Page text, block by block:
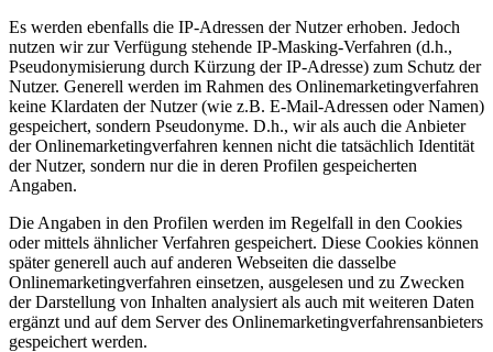
Es werden ebenfalls die IP-Adressen der Nutzer erhoben. Jedoch
nutzen wir zur Verfügung stehende IP-Masking-Verfahren (d.h.,
Pseudonymisierung durch Kürzung der IP-Adresse) zum Schutz der
Nutzer. Generell werden im Rahmen des Onlinemarketingverfahren
keine Klardaten der Nutzer (wie z.B. E-Mail-Adressen oder Namen)
gespeichert, sondern Pseudonyme. D.h., wir als auch die Anbieter
der Onlinemarketingverfahren kennen nicht die tatsächlich Identität
der Nutzer, sondern nur die in deren Profilen gespeicherten
Angaben.
Die Angaben in den Profilen werden im Regelfall in den Cookies
oder mittels ähnlicher Verfahren gespeichert. Diese Cookies können
später generell auch auf anderen Webseiten die dasselbe
Onlinemarketingverfahren einsetzen, ausgelesen und zu Zwecken
der Darstellung von Inhalten analysiert als auch mit weiteren Daten
ergänzt und auf dem Server des Onlinemarketingverfahrensanbieters
gespeichert werden.